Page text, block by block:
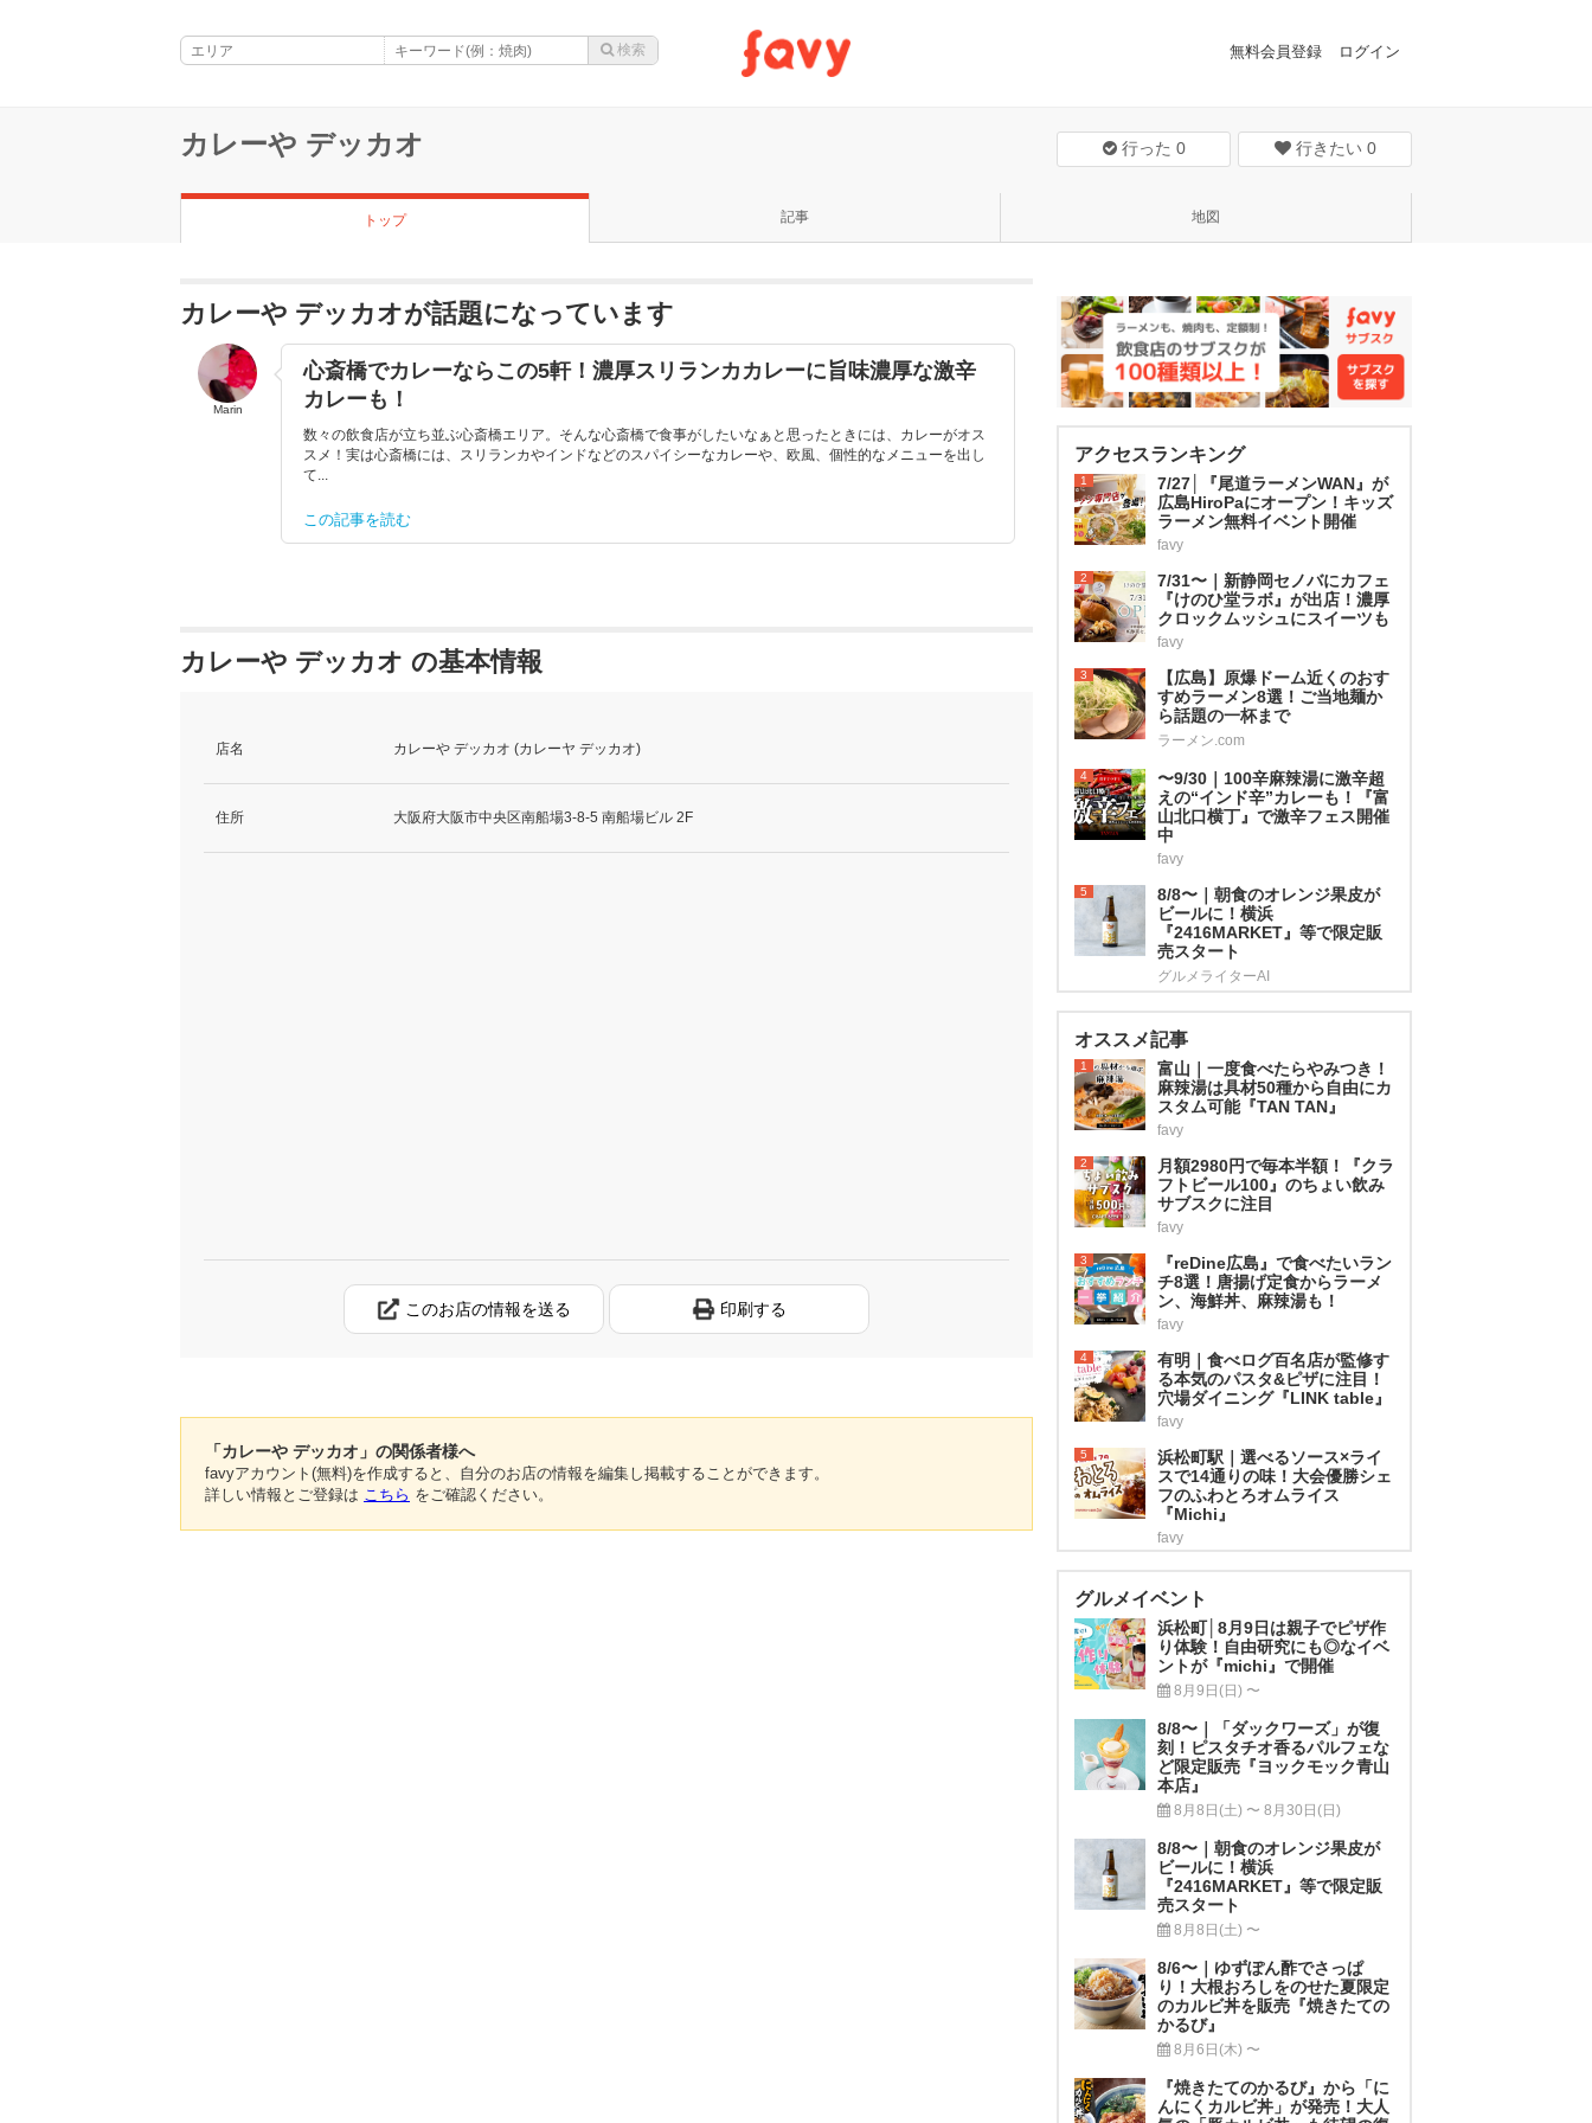
無料会員登録 ログイン
カレーや デッカオ 行った 0 行きたい 0
トップ 記事 地図
カレーや デッカオが話題になっています
Marin
心斎橋でカレーならこの5軒！濃厚スリランカカレーに旨味濃厚な激辛
カレーも！
数々の飲食店が立ち並ぶ心斎橋エリア。そんな心斎橋で食事がしたいなぁと思ったときには、カレーがオス
スメ！実は心斎橋には、スリランカやインドなどのスパイシーなカレーや、欧風、個性的なメニューを出し
て...
この記事を読む
カレーや デッカオ の基本情報
店名 カレーや デッカオ (カレーヤ デッカオ)
住所 大阪府大阪市中央区南船場3-8-5 南船場ビル 2F
このお店の情報を送る 印刷する
「カレーや デッカオ」の関係者様へ
favyアカウント(無料)を作成すると、自分のお店の情報を編集し掲載することができます。
詳しい情報とご登録は こちら をご確認ください。
アクセスランキング
1
7/27│『尾道ラーメンWAN』が
広島HiroPaにオープン！キッズ
ラーメン無料イベント開催
favy
2
7/31〜｜新静岡セノバにカフェ
『けのひ堂ラボ』が出店！濃厚
クロックムッシュにスイーツも
favy
3
【広島】原爆ドーム近くのおす
すめラーメン8選！ご当地麺か
ら話題の一杯まで
ラーメン.com
4
〜9/30｜100辛麻辣湯に激辛超
えの“インド辛”カレーも！『富
山北口横丁』で激辛フェス開催
中
favy
5
8/8〜｜朝食のオレンジ果皮が
ビールに！横浜
『2416MARKET』等で限定販
売スタート
グルメライターAI
オススメ記事
1
富山｜一度食べたらやみつき！
麻辣湯は具材50種から自由にカ
スタム可能『TAN TAN』
favy
2
月額2980円で毎本半額！『クラ
フトビール100』のちょい飲み
サブスクに注目
favy
3
『reDine広島』で食べたいラン
チ8選！唐揚げ定食からラーメ
ン、海鮮丼、麻辣湯も！
favy
4
有明｜食べログ百名店が監修す
る本気のパスタ&ピザに注目！
穴場ダイニング『LINK table』
favy
5
浜松町駅｜選べるソース×ライ
スで14通りの味！大会優勝シェ
フのふわとろオムライス
『Michi』
favy
グルメイベント
浜松町│8月9日は親子でピザ作
り体験！自由研究にも◎なイベ
ントが『michi』で開催
8月9日(日) 〜
8/8〜｜「ダックワーズ」が復
刻！ピスタチオ香るパルフェな
ど限定販売『ヨックモック青山
本店』
8月8日(土) 〜 8月30日(日)
8/8〜｜朝食のオレンジ果皮が
ビールに！横浜
『2416MARKET』等で限定販
売スタート
8月8日(土) 〜
8/6〜｜ゆずぽん酢でさっぱ
り！大根おろしをのせた夏限定
のカルビ丼を販売『焼きたての
かるび』
8月6日(木) 〜
『焼きたてのかるび』から「に
んにくカルビ丼」が発売！大人